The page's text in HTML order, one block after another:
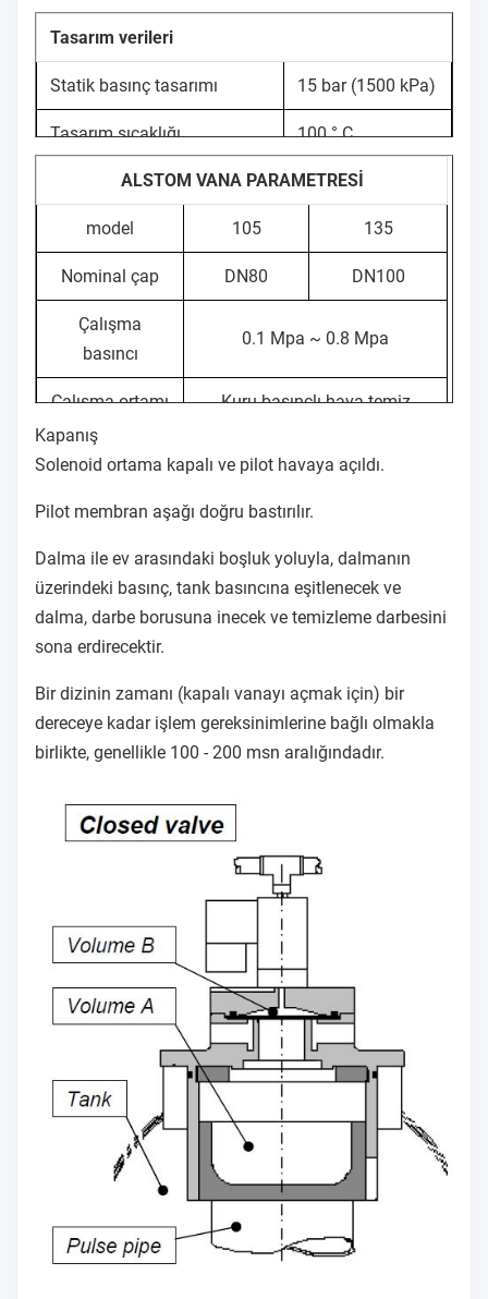
Tasarım verileri
Statik basınç tasarımı 15 bar (1500 kPa)
Tasarım sıcaklığı 100 ° C
Normal çalışma basıncı <6 bar
Normal çalışma basıncı
değişimi
Normal çalışma sıcaklığı 50 ° C
ALSTOM VANA PARAMETRESİ
model 105 135
Nominal çap DN80 DN100
Çalışma
basıncı
0.1 Mpa ~ 0.8 Mpa
Çalışma ortamı Kuru basınçlı hava temiz
Voltaj
Sıcaklık
derecesi
-30 ℃ ~ 120 ℃
KV / CV
363.3
605.5
Temizlik aralığı 72㎡ 120㎡
Kapanış
Solenoid ortama kapalı ve pilot havaya açıldı.
Pilot membran aşağı doğru bastırılır.
Dalma ile ev arasındaki boşluk yoluyla, dalmanın
üzerindeki basınç, tank basıncına eşitlenecek ve
dalma, darbe borusuna inecek ve temizleme darbesini
sona erdirecektir.
Bir dizinin zamanı (kapalı vanayı açmak için) bir
dereceye kadar işlem gereksinimlerine bağlı olmakla
birlikte, genellikle 100 - 200 msn aralığındadır.